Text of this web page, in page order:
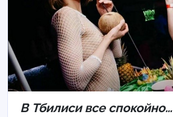
В Тбилиси все спокойно…